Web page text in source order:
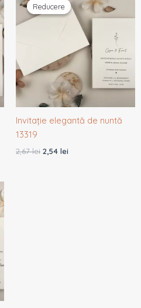
Reducere
Reducere
Invitație elegantă de nuntă
13319
2,67lei
a
2,54 lei
este:
2,54 lei.